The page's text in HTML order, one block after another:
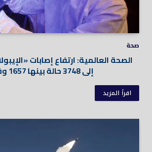
صحة
الصحة العالمية: ارتفاع إصابات
إلى 3748 حالة بينها 1657 وفاة
اقرأ المزيد